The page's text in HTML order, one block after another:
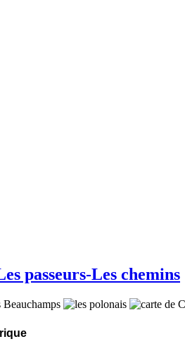
passeurs-Les chemins